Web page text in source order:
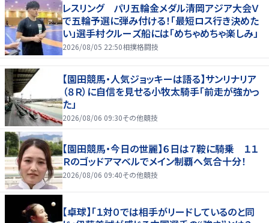
レスリング パリ五輪金メダル清岡アジア大会Ｖ
で五輪予選に弾み付ける！「最短ロス行き決めた
い」選手村クルーズ船には「めちゃめちゃ楽しみ」
2026/08/05 22:50相撲格闘技
【園田競馬・人気ジョッキーは語る】サンリナリア
（８Ｒ）に自信を見せる小牧太騎手「前走が強かっ
た」
2026/08/06 09:30その他競技
【園田競馬・今日の世麗】６日は７鞍に騎乗 １１
Ｒのゴッドアマベルでメイン制覇へ気合十分！
2026/08/06 09:40その他競技
【卓球】「１対０では相手がリードしているのと同